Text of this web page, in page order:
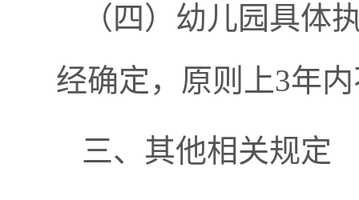
（四）幼儿园具体
经确定，原则上3年
三、其他相关规定